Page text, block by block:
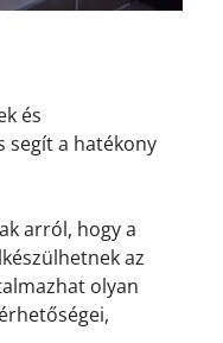
és
segít a hatékony
arról, hogy a
az
olyan